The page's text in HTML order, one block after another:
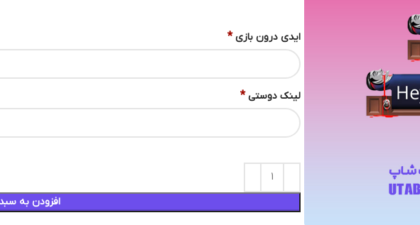
ایدی درون بازی *
لینک دوستی *
افزودن به